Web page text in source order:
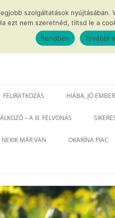
okarínák
FELIRATKOZÁS HIÁBA, JÓ
– A III. FELVONÁS
NEKIK MÁR VAN OKARÍNA PIAC
szolgáltatások
ezt nem szeretnéd, tiltsd le a
Rendben
További